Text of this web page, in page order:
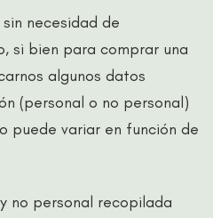
necesidad de
si bien para comprar una
algunos datos
(personal o no personal)
puede variar en función de
no personal recopilada